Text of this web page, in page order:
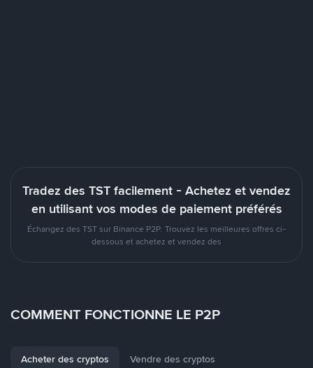
Tradez des TST facilement - Achetez et vendez
en utilisant vos modes de paiement préférés
Échangez des TST sur Binance P2P. Trouvez les meilleures offres ci-
dessous et achetez et vendez des
COMMENT FONCTIONNE LE P2P
Acheter des cryptos Vendre des cryptos